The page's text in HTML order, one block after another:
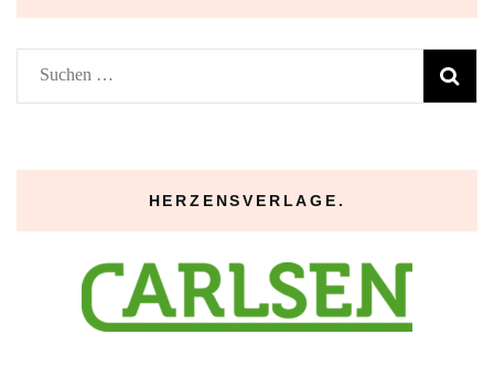
Suchen
nach:
HERZENSVERLAGE.